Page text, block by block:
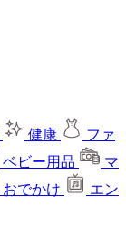
健康
ファ
ベビー用品
マ
おでかけ
エン